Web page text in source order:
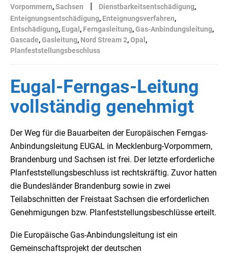
Vorpommern,Sachsen | Dienstbarkeitsentschädigung,
Enteignungsentschädigung, Enteignungsverfahren,
Entschädigung, Eugal , Ferngasleitung,Gas-Anbindungsleitung,
Gascade,Gasleitung, Nord Stream 2,Opal ,
Planfeststellungsbeschluss
Eugal-Ferngas-Leitung
vollständig genehmigt
Der Weg für die Bauarbeiten der Europäischen Ferngas-
Anbindungsleitung EUGAL in Mecklenburg-Vorpommern,
Brandenburg und Sachsen ist frei. Der letzte erforderliche
Planfeststellungsbeschluss ist rechtskräftig. Zuvor hatten
die Bundesländer Brandenburg sowie in zwei
Teilabschnitten der Freistaat Sachsen die erforderlichen
Genehmigungen bzw. Planfeststellungsbeschlüsse erteilt.
Die Europäische Gas-Anbindungsleitung ist ein
Gemeinschaftsprojekt der deutschen